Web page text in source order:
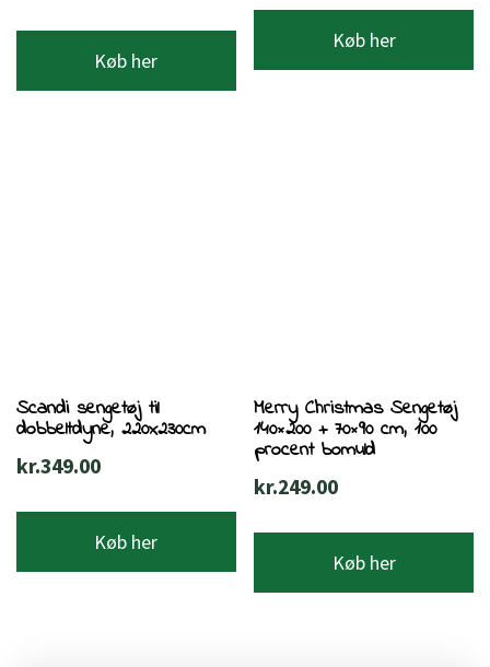
Køb her
Køb her
Scandi sengetøj til
dobbeltdyne, 220x230cm
kr.349.00
Køb her
Merry Christmas Sengetøj
140×200 + 70×90 cm, 100
procent bomuld
kr.249.00
Køb her